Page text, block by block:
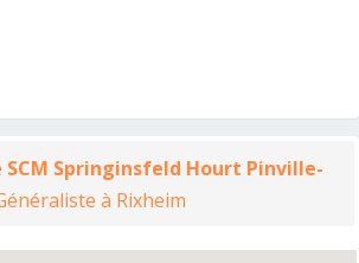
SCM Springinsfeld Hourt Pinville-
à Rixheim